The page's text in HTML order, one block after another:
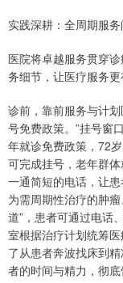
实践深耕：全周期服
医院将卓越服务贯穿
务细节，让医疗服务更
诊前，靠前服务与计
号免费政策。”挂号窗
年就诊免费政策，72
可完成挂号，老年群
一通简短的电话，让
为需周期性治疗的肿
道”，患者可通过电话
室根据治疗计划统筹
了从患者奔波找床到
者的时间与精力，彻底